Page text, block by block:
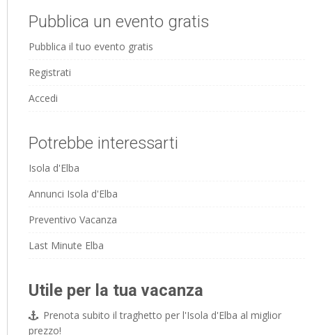
Pubblica un evento gratis
Pubblica il tuo evento gratis
Registrati
Accedi
Potrebbe interessarti
Isola d'Elba
Annunci Isola d'Elba
Preventivo Vacanza
Last Minute Elba
Utile per la tua vacanza
Prenota subito il traghetto per l'Isola d'Elba al miglior
prezzo!